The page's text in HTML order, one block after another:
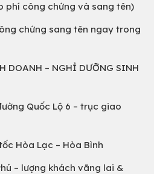
phí công chứng và sang tên)
chứng sang tên ngay trong
DOANH – NGHỈ DƯỠNG SINH
Quốc Lộ 6 – trục giao
Hòa Lạc – Hòa Bình
– lượng khách vãng lai &